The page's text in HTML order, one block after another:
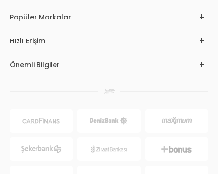
Popüler Markalar
Hızlı Erişim
Önemli Bilgiler